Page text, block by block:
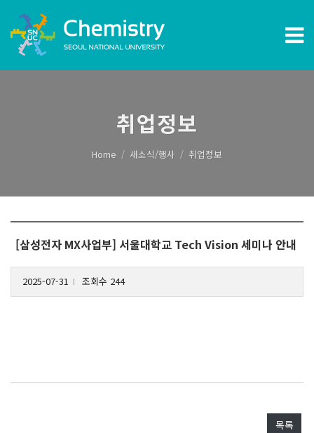
취업정보
Home 새소식/행사 취업정보
[삼성전자 MX사업부] 서울대학교 Tech Vision 세미나 안내
2025-07-31 조회수 244
목록